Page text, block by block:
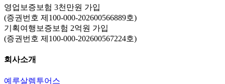
영업보증보험 3천만원 가입
(증권번호 제100-000-202600566889호)
기획여행보증보험 2억원 가입
(증권번호 제100-000-202600567224호)
회사소개
예루살렘투어스